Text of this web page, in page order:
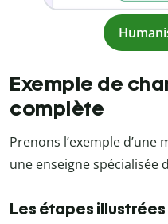
Exemple de
complète
Prenons l’exemple d’une
une enseigne spécialisée
Les étapes